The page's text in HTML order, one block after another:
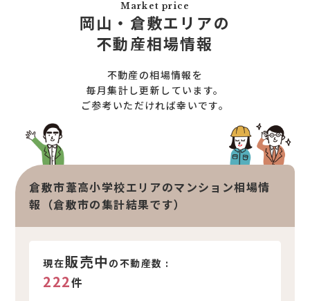
住宅売却サポート
不動産売却サポート
査定依頼
不動産の相場情報
不動産を探す
物件検索
お知らせ一覧
不動産コラム
オンライン相談サービス
Market price
岡山・倉敷エリアの
不動産相場情報
不動産の相場情報を
毎月集計し更新しています。
ご参考いただければ幸いです。
倉敷市葦高小学校エリアのマンション相場情
報（倉敷市の集計結果です）
現在販売中 の不動産数 :
222件